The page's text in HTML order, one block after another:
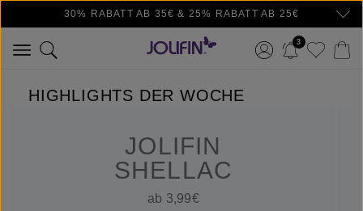
Zum Hauptinhalt springen
30% RABATT AB 35€ & 25% RABATT AB 25€
3
HIGHLIGHTS DER WOCHE
JOLIFIN
SHELLAC
ab 3,99€